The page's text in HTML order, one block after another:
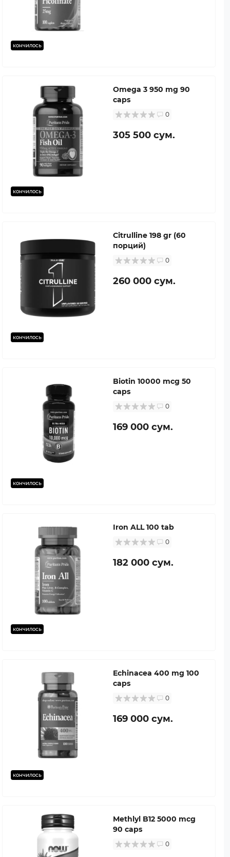
кончилось
кончилось
Omega 3 950 mg 90
caps
0
305 500 сум.
кончилось
Citrulline 198 gr (60
порций)
0
260 000 сум.
кончилось
Biotin 10000 mcg 50
caps
0
169 000 сум.
кончилось
Iron ALL 100 tab
0
182 000 сум.
кончилось
Echinacea 400 mg 100
caps
0
169 000 сум.
Methlyl B12 5000 mcg
90 caps
0